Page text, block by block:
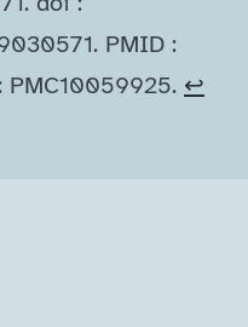
PMID :
PMC10059925. ↩︎